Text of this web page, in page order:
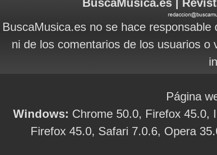
BuscaMusica.es |
BuscaMusica.es no se hace
ni de los comentarios de los usuarios
Página
Windows: Chrome 50.0, Firefox 45.0,
Firefox 45.0, Safari 7.0.6, Opera